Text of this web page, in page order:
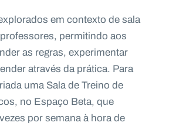
em contexto de sala
permitindo aos
as regras, experimentar
através da prática. Para
uma Sala de Treino de
no Espaço Beta, que
por semana à hora de